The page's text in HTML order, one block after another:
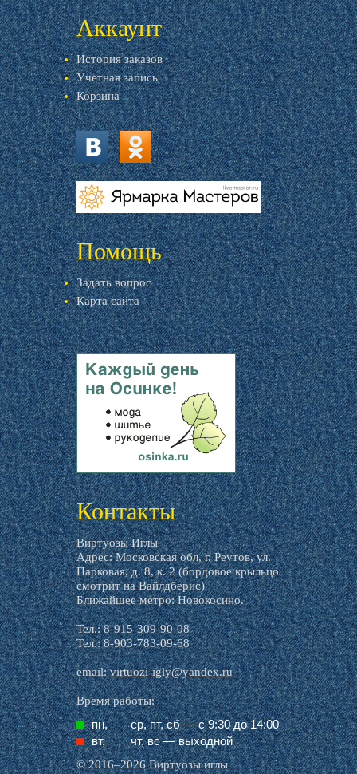
Аккаунт
История заказов
Учетная запись
Корзина
vk.com ok.ru
livemaster.ru
Помощь
Задать вопрос
Карта сайта
livemaster.ru
Контакты
Виртуозы Иглы
Адрес: Московская обл, г. Реутов, ул.
Парковая, д. 8, к. 2 (бордовое крыльцо
смотрит на Вайлдберис)
Ближайшее метро: Новокосино.
Тел.: 8-915-309-90-08
Тел.: 8-903-783-09-68
email:virtuozi-igly@yandex.ru
Время работы:
пн,
ср, пт, cб — с 9:30 до 14:00
вт,
чт, вс — выходной
© 2016–2026 Виртуозы иглы